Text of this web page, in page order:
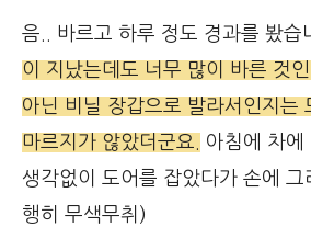
음.. 바르고 하루 정도 경과를 봤습
이 지났는데도 너무 많이 바른 것
아닌 비닐 장갑으로 발라서인지는
마르지가 않았더군요.
아침에 차에
생각없이 도어를 잡았다가 손에
행히 무색무취)